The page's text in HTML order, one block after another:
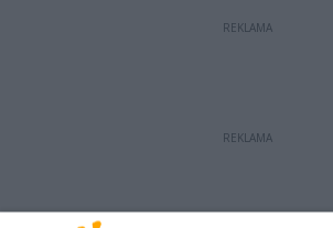
zeszłym roku. I
REKLAMA
REKLAMA